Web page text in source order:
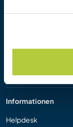
Informationen
Helpdesk